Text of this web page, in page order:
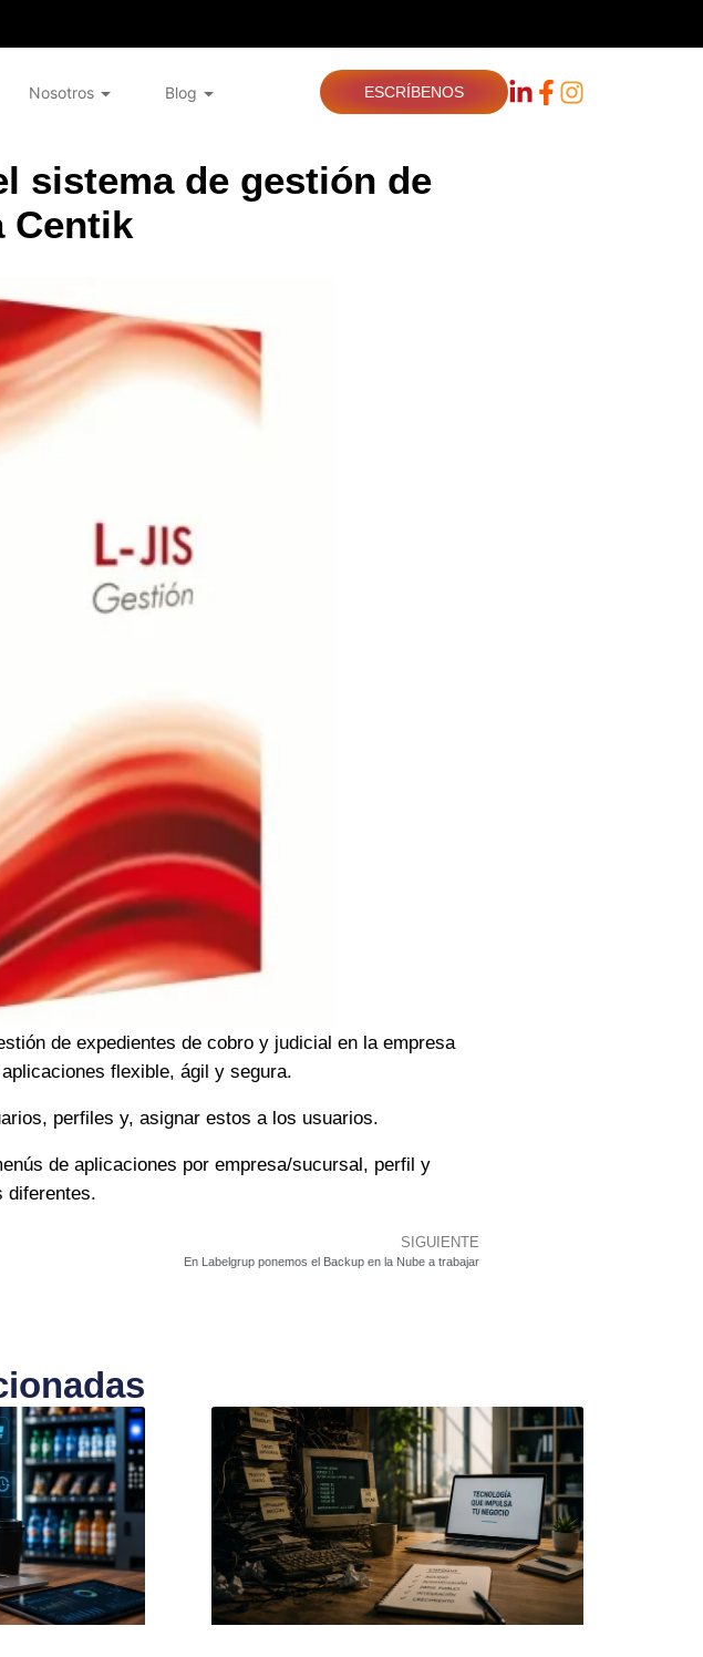
Nosotros Blog ESCRÍBENOS
sistema de gestión de
Centik
de expedientes de cobro y judicial en la empresa
flexible, ágil y segura.
perfiles y, asignar estos a los usuarios.
de aplicaciones por empresa/sucursal, perfil y
diferentes.
SIGUIENTE
En Labelgrup ponemos el Backup en la Nube a trabajar